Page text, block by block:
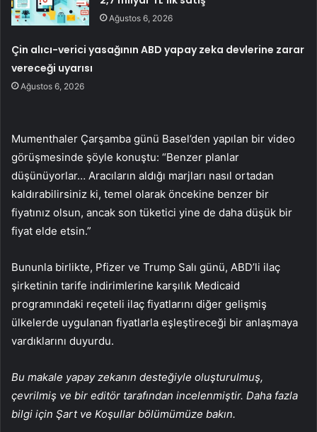
Ağustos 6, 2026
Çin alıcı-verici yasağının ABD yapay zeka devlerine zarar
vereceği uyarısı
Ağustos 6, 2026
Mumenthaler Çarşamba günü Basel’den yapılan bir video
görüşmesinde şöyle konuştu: “Benzer planlar
düşünüyorlar… Aracıların aldığı marjları nasıl ortadan
kaldırabilirsiniz ki, temel olarak öncekine benzer bir
fiyatınız olsun, ancak son tüketici yine de daha düşük bir
fiyat elde etsin.”
Bununla birlikte, Pfizer ve Trump Salı günü, ABD’li ilaç
şirketinin tarife indirimlerine karşılık Medicaid
programındaki reçeteli ilaç fiyatlarını diğer gelişmiş
ülkelerde uygulanan fiyatlarla eşleştireceği bir anlaşmaya
vardıklarını duyurdu.
Bu makale yapay zekanın desteğiyle oluşturulmuş,
çevrilmiş ve bir editör tarafından incelenmiştir. Daha fazla
bilgi için Şart ve Koşullar bölümümüze bakın.